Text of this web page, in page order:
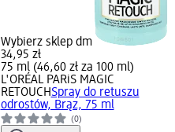
Wybierz sklep dm
34,95 zł
75 ml (46,60 zł za 100 ml)
L'ORÉAL PARiS MAGIC
RETOUCHSpray do retuszu
odrostów, Brąz, 75 ml
(0)